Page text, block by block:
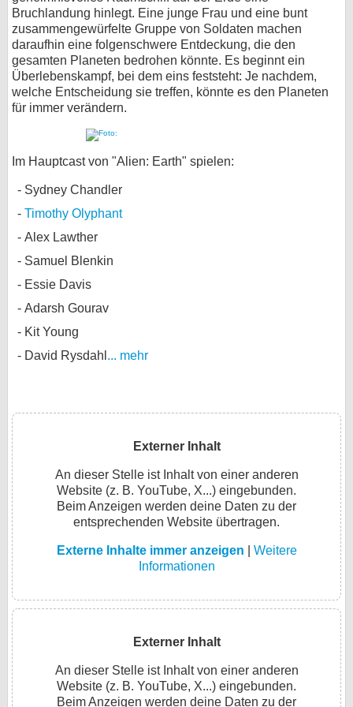
Bruchlandung hinlegt. Eine junge Frau und eine bunt
zusammengewürfelte Gruppe von Soldaten machen
daraufhin eine folgenschwere Entdeckung, die den
gesamten Planeten bedrohen könnte. Es beginnt ein
Überlebenskampf, bei dem eins feststeht: Je nachdem,
welche Entscheidung sie treffen, könnte es den Planeten
für immer verändern.
Im Hauptcast von "Alien: Earth" spielen:
Sydney Chandler
Timothy Olyphant
Alex Lawther
Samuel Blenkin
Essie Davis
Adarsh Gourav
Kit Young
David Rysdahl ... mehr
Externer Inhalt
An dieser Stelle ist Inhalt von einer anderen
Website (z. B. YouTube, X...) eingebunden.
Beim Anzeigen werden deine Daten zu der
entsprechenden Website übertragen.
Externe Inhalte immer anzeigen
Weitere
Informationen
Externer Inhalt
An dieser Stelle ist Inhalt von einer anderen
Website (z. B. YouTube, X...) eingebunden.
Beim Anzeigen werden deine Daten zu der